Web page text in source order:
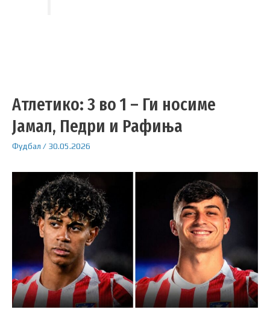
Атлетико: 3 во 1 – Ги носиме
Јамал, Педри и Рафиња
Фудбал / 30.05.2026